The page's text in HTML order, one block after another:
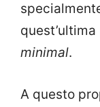
minimal.
A questo